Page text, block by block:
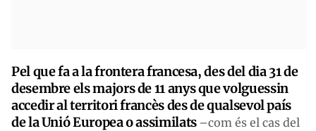
Pel que fa a la frontera francesa, des del dia 31 de
desembre els majors de 11 anys que volguessin
accedir al territori francès des de qualsevol país
de la Unió Europea o assimilats –com és el cas del